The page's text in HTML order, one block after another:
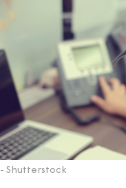
- Shutterstock